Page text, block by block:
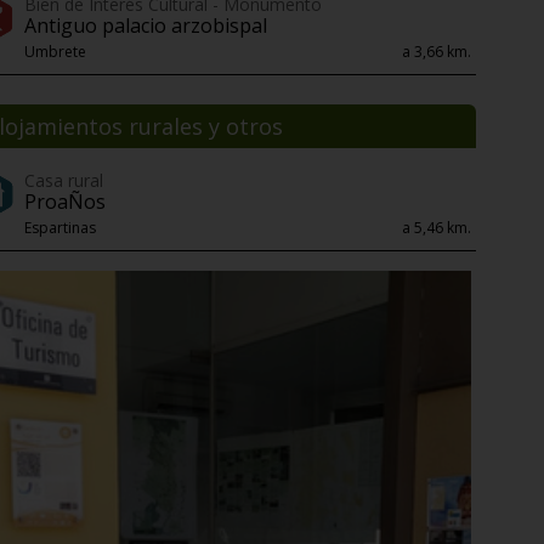
Antiguo palacio arzobispal
Umbrete a 3,66 km.
rurales y otros
Casa rural
ProaÑos
Espartinas a 5,46 km.